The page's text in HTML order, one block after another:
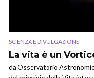
SCIENZA E DIVULGAZIONE
La vita è un
da Osservatorio